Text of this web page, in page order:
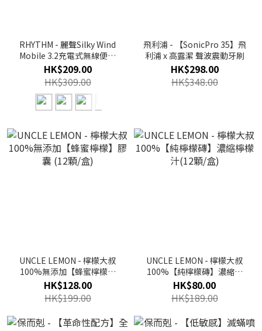
RHYTHM - 麗聲Silky Wind
Mobile 3.2充電式無線便攜
風扇 | 掛頸風扇 | 座台風扇
【香港行貨】
HK$209.00
HK$309.00
飛利浦 - 【SonicPro 35】飛
利浦 x 高露潔 聲波震動牙刷
HK$298.00
HK$348.00
UNCLE LEMON - 檸檬大叔
100%無添加【蜂蜜檸檬】
膠囊 (12顆/盒)
HK$128.00
HK$199.00
UNCLE LEMON - 檸檬大叔
100%【純檸檬磚】濃縮檸
檬汁(12顆/盒)
HK$80.00
HK$189.00